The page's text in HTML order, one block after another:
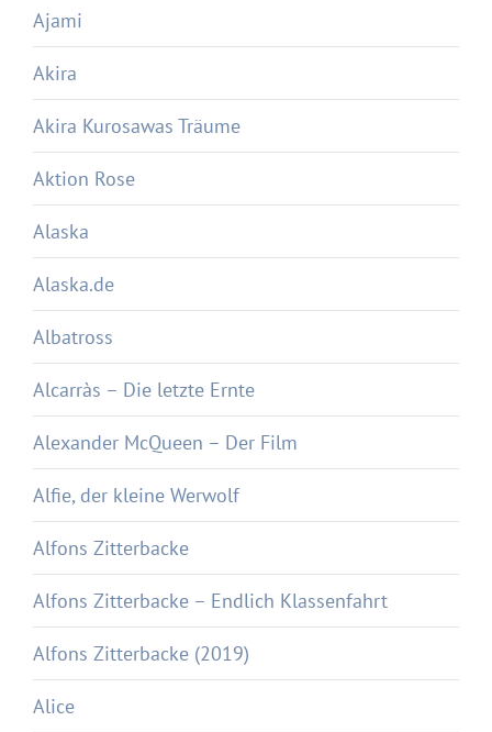
Ajami
Akira
Akira Kurosawas Träume
Aktion Rose
Alaska
Alaska.de
Albatross
Alcarràs – Die letzte Ernte
Alexander McQueen – Der Film
Alfie, der kleine Werwolf
Alfons Zitterbacke
Alfons Zitterbacke – Endlich Klassenfahrt
Alfons Zitterbacke (2019)
Alice